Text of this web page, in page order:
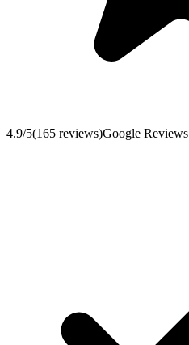
4.9/5(165 reviews)Google Reviews